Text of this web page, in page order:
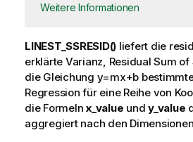
Weitere Informationen
LINEST_SSRESID() liefert die
erklärte Varianz, Residual Sum
die Gleichung y=mx+b
Regression für eine Reihe von
die Formeln x_value und y_value
aggregiert nach den